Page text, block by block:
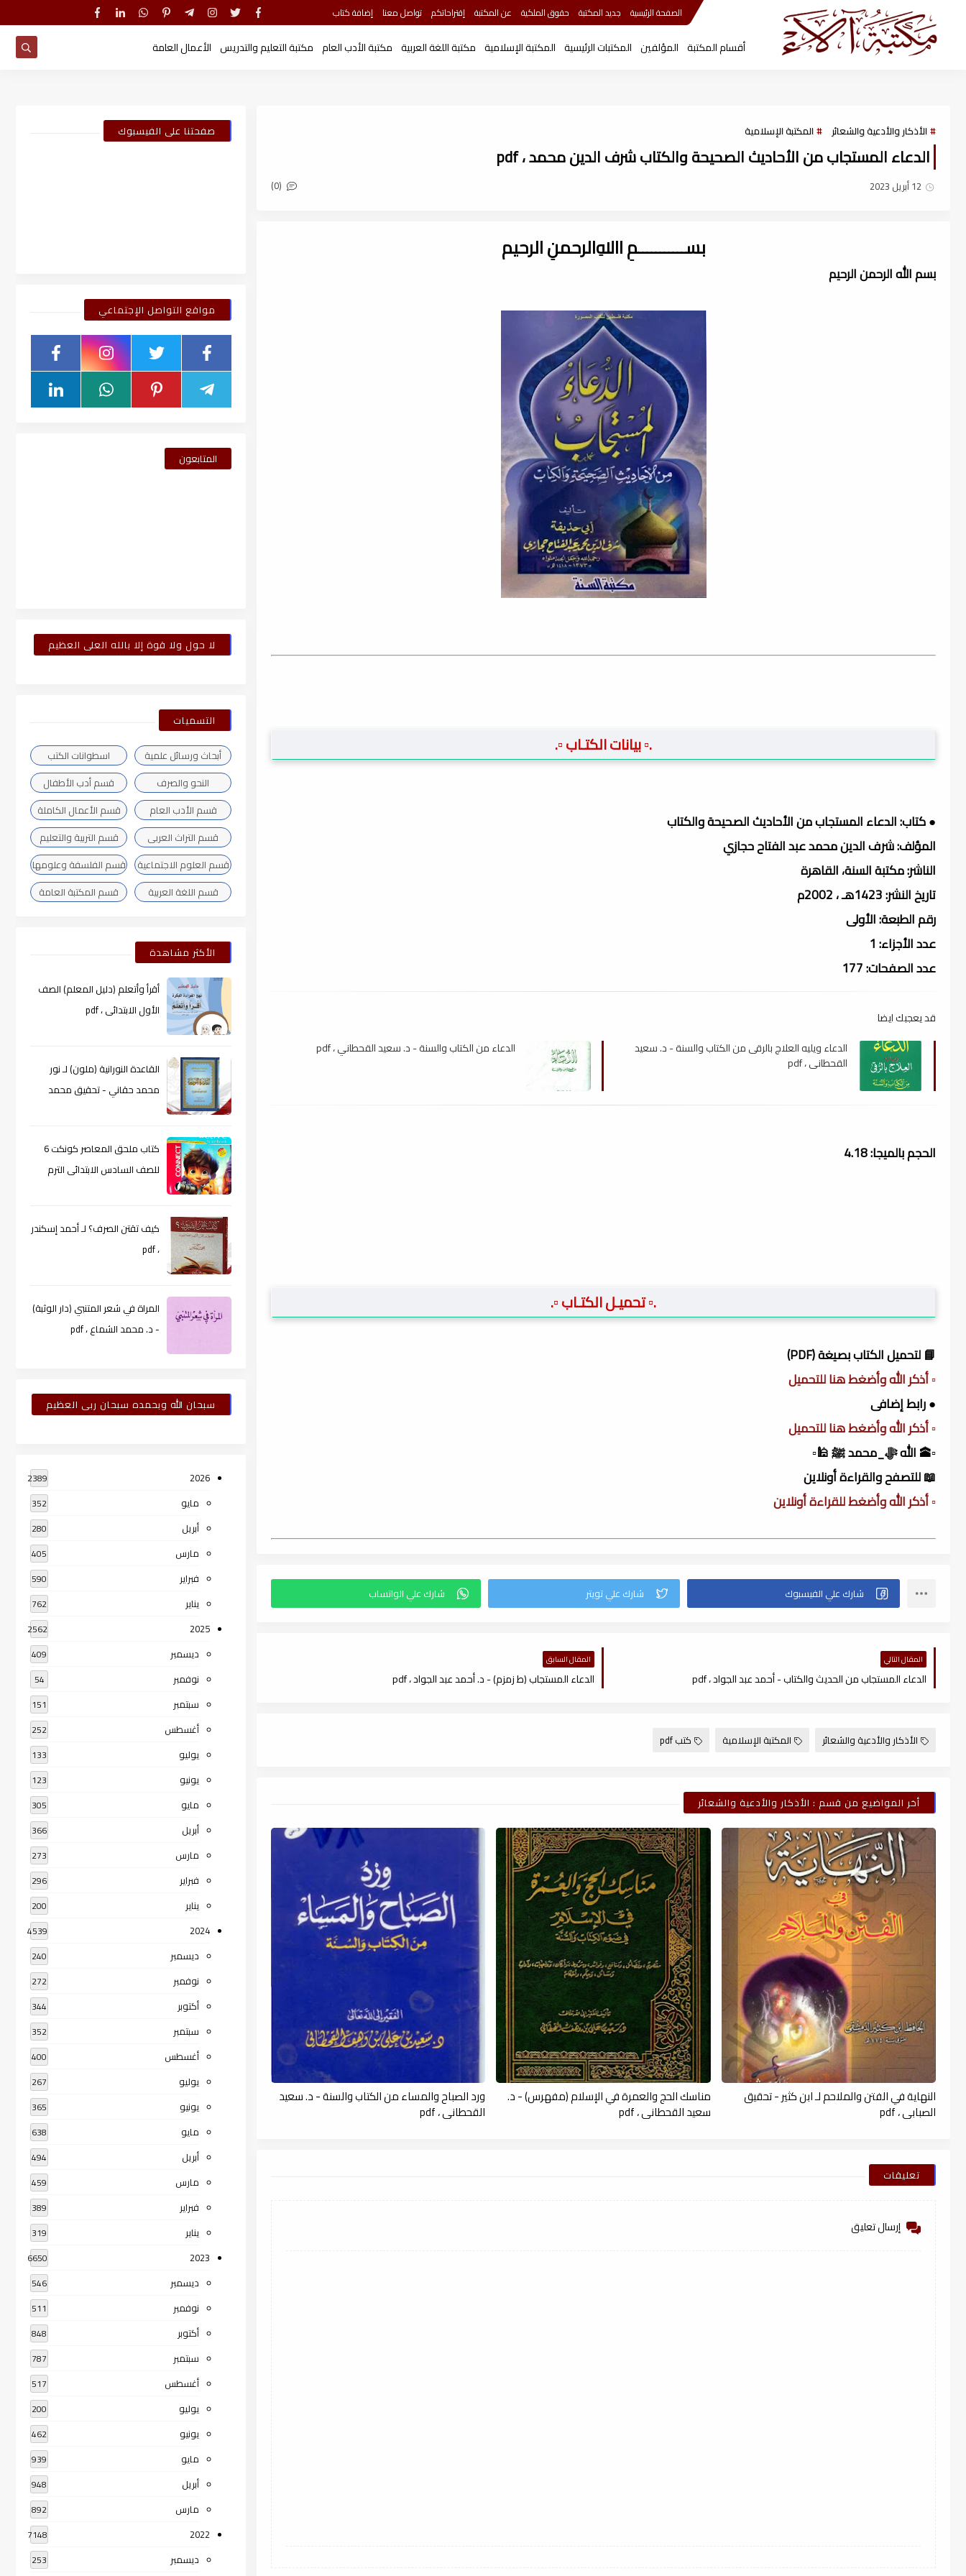
الصفحة الرئيسية جديد المكتبة حقوق الملكية عن المكتبة إقتراحاتكم تواصل معنا إضافة كتاب
أقسام المكتبة المؤلفين المكتبات الرئيسية المكتبة الإسلامية مكتبة اللغة العربية مكتبة الأدب العام مكتبة التعليم والتدريس الأعمال العامة
الأذكار والأدعية والشعائر المكتبة الإسلامية
الدعاء المستجاب من الأحاديث الصحيحة والكتاب شرف الدين محمد ، pdf
12 أبريل 2023 (0)
بســـــــــــمِ اﷲِالرحمنِ الرحيم
بسم الله الرحمن الرحيم
.▫️ بيانات الكتـاب ▫️.
● كتاب: الدعاء المستجاب من الأحاديث الصحيحة والكتاب
المؤلف: شرف الدين محمد عبد الفتاح حجازي
الناشر: مكتبة السنة، القاهرة
تاريخ النشر: 1423هـ ، 2002م
رقم الطبعة: الأولى
عدد الأجزاء: 1
عدد الصفحات: 177
قد يعجبك ايضا
الدعاء ويليه العلاج بالرقى من الكتاب والسنة - د. سعيد
القحطاني ، pdf
الدعاء من الكتاب والسنة - د. سعيد القحطاني ، pdf
الحجم بالميجا: 4.18
.▫️ تحميـل الكتـاب ▫️.
📘 لتحميل الكتاب بصيغة (PDF)
▫️ أذكر الله وأضغط هنا للتحميل
● رابط إضافى
▫️ أذكر الله وأضغط هنا للتحميل
▫️🕋 الله ﷻ_محمد ﷺ 🕌▫️
📖 للتصفح والقراءة أونلاين
▫️ أذكر الله وأضغط للقراءة أونلاين
المقال التالي
الدعاء المستجاب من الحديث والكتاب - أحمد عبد الجواد ، pdf
المقال السابق
الدعاء المستجاب (ط زمزم) - د. أحمد عبد الجواد ، pdf
الأذكار والأدعية والشعائر المكتبة الإسلامية كتب pdf
أخر المواضيع من قسم : الأذكار والأدعية والشعائر
النهاية في الفتن والملاحم لـ ابن كثير - تحقيق
الصبابى ، pdf
مناسك الحج والعمرة في الإسلام (مفهرس) - د.
سعيد القحطاني ، pdf
ورد الصباح والمساء من الكتاب والسنة - د. سعيد
القحطاني ، pdf
تعليقات
إرسال تعليق
صفحتنا على الفيسبوك
مواقع التواصل الإجتماعي
المتابعون
لا حول ولا قوة إلا بالله العلى العظيم
التسميات
أبحاث ورسائل علمية
اسطوانات الكتب
النحو والصرف
قسم أدب الأطفال
قسم الأدب العام
قسم الأعمال الكاملة
قسم التراث العربى
قسم التربية والتعليم
قسم العلوم الاجتماعية
قسم الفلسفة وعلومها
قسم اللغة العربية
قسم المكتبة العامة
الأكثر مشاهدة
أقرأ وأتعلم (دليل المعلم) الصف
الأول الابتدائى ، pdf
القاعدة النورانية (ملون) لـ نور
محمد حقاني - تحقيق محمد
كتاب ملحق المعاصر كونكت 6
للصف السادس الابتدائى الترم
كيف تقتن الصرف؟ لـ أحمد إسكندر
، pdf
المراة في شعر المتنبي (دار الوثبة)
- د. محمد الشماع ، pdf
سبحان الله وبحمده سبحان ربى العظيم
2026
2389
مايو 352
أبريل 280
مارس 405
فبراير 590
يناير 762
2025
2562
ديسمبر 409
نوفمبر 54
سبتمبر 151
أغسطس 252
يوليو 133
يونيو 123
مايو 305
أبريل 366
مارس 273
فبراير 296
يناير 200
2024
4539
ديسمبر 240
نوفمبر 272
أكتوبر 344
سبتمبر 352
أغسطس 400
يوليو 267
يونيو 365
مايو 638
أبريل 494
مارس 459
فبراير 389
يناير 319
2023
6650
ديسمبر 546
نوفمبر 511
أكتوبر 848
سبتمبر 787
أغسطس 517
يوليو 200
يونيو 462
مايو 939
أبريل 948
مارس 892
2022
7148
ديسمبر 253